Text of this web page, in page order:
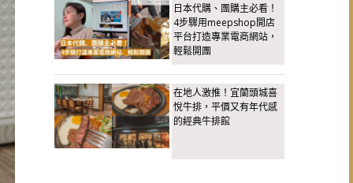
日本代購、團購主必看！
4步驟用meepshop開店
平台打造專業電商網站，
輕鬆開團
在地人激推！宜蘭頭城喜
悅牛排，平價又有年代感
的經典牛排館